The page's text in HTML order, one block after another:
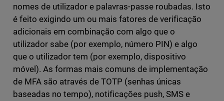
nomes de utilizador e palavras-passe roubadas. Isto
é feito exigindo um ou mais fatores de verificação
adicionais em combinação com algo que o
utilizador sabe (por exemplo, número PIN) e algo
que o utilizador tem (por exemplo, dispositivo
móvel). As formas mais comuns de implementação
de MFA são através de TOTP (senhas únicas
baseadas no tempo), notificações push, SMS e